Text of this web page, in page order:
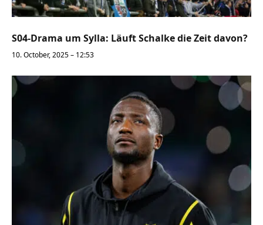
S04-Drama um Sylla: Läuft Schalke die Zeit davon?
10. October, 2025 – 12:53